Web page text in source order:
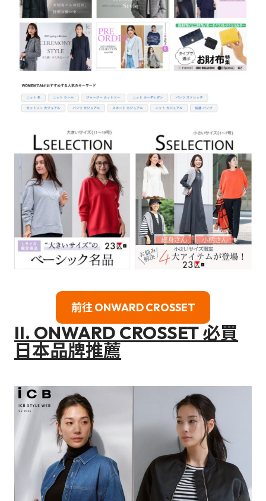
前往 ONWARD CROSSET
II. ONWARD CROSSET必買
日本品牌推薦